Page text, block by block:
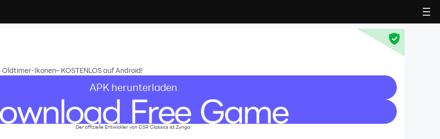
Ikonen– KOSTENLOS auf Android!
APK herunterladen
Der offizielle Entwickler von CSR Classics ist Zynga.